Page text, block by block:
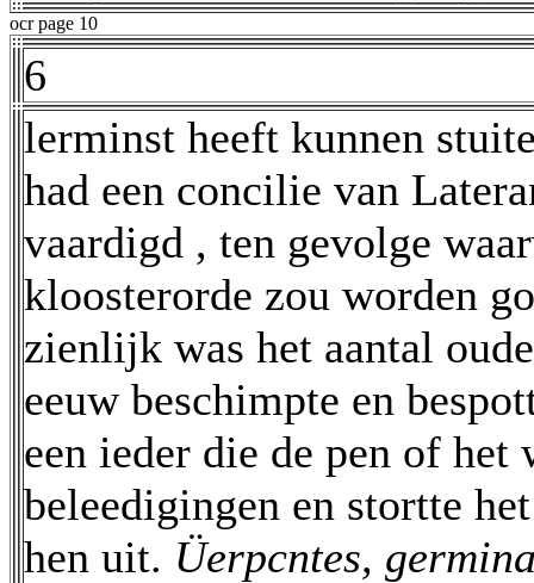
ocr page 10
6
lerminst heeft kunnen
had een concilie van
vaardigd , ten gevolge
kloosterorde zou worden
zienlijk was het aantal
eeuw beschimpte en
een ieder die de pen of het
beleedigingen en stortte
hen uit. Üerpcntes,